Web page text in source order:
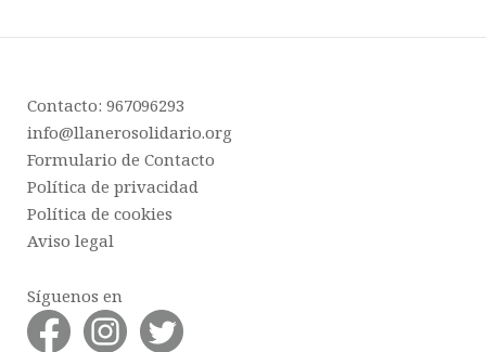
Contacto: 967096293
info@llanerosolidario.org
Formulario de Contacto
Política de privacidad
Política de cookies
Aviso legal
Síguenos en